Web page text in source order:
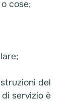
cose;
del
servizio è